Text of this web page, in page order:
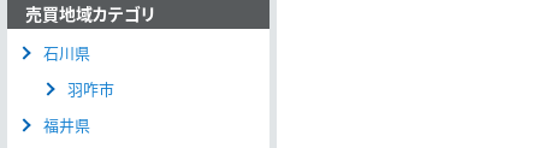
売買地域カテゴリ
石川県
羽咋市
福井県